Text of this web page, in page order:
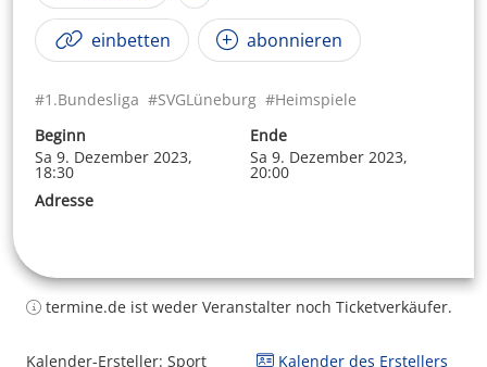
einbetten abonnieren
#1.Bundesliga #SVGLüneburg #Heimspiele
Beginn
Sa 9. Dezember 2023,
18:30
Ende
Sa 9. Dezember 2023,
20:00
Adresse
termine.de ist weder Veranstalter noch Ticketverkäufer.
Kalender-Ersteller: Sport
Kalender des Erstellers